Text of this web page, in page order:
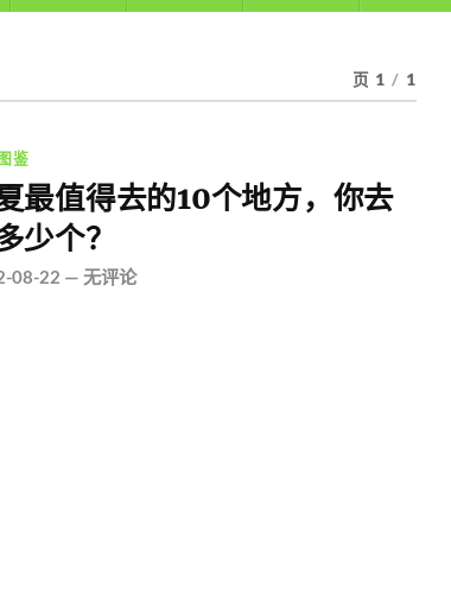
页 1 / 1
鉴
最值得去的10个地方，你去
少个？
08-22 — 无评论